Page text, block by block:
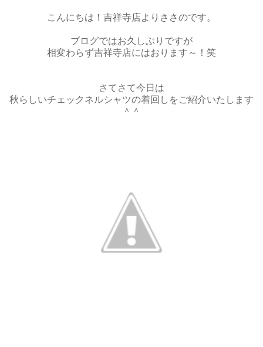
こんにちは！吉祥寺店よりささのです。
ブログではお久しぶりですが
相変わらず吉祥寺店にはおります～！笑
さてさて今日は
秋らしいチェックネルシャツの着回しをご紹介いたします
＾＾